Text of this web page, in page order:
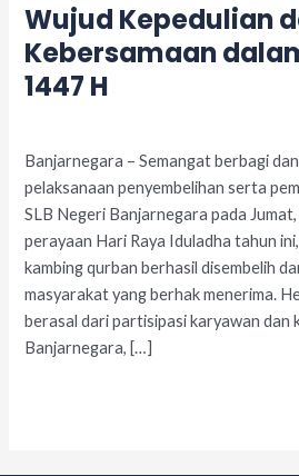
Wujud Kepedulian
Kebersamaan
1447 H
Banjarnegara – Semangat berbagi
pelaksanaan penyembelihan serta
SLB Negeri Banjarnegara pada
perayaan Hari Raya Iduladha tahun
kambing qurban berhasil disembelih
masyarakat yang berhak menerima.
berasal dari partisipasi karyawan dan
Banjarnegara, […]